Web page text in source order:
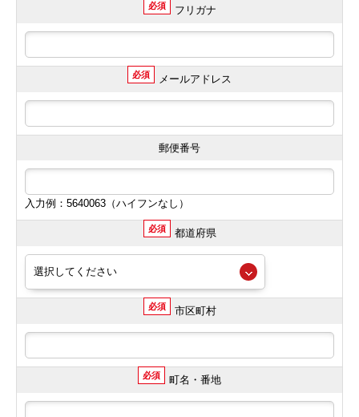
必須 フリガナ
必須 メールアドレス
郵便番号
入力例：5640063（ハイフンなし）
必須 都道府県
必須 市区町村
必須 町名・番地